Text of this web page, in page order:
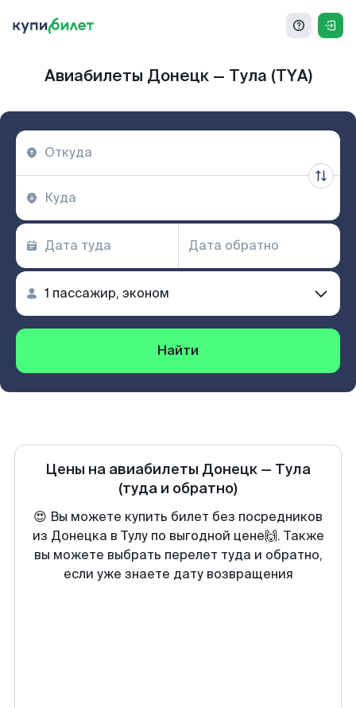
Авиабилеты Донецк — Тула (TYA)
Найти
Цены на авиабилеты Донецк — Тула
(туда и обратно)
😍 Вы можете купить билет без посредников
из Донецка в Тулу по выгодной цене🙌. Также
вы можете выбрать перелет туда и обратно,
если уже знаете дату возвращения